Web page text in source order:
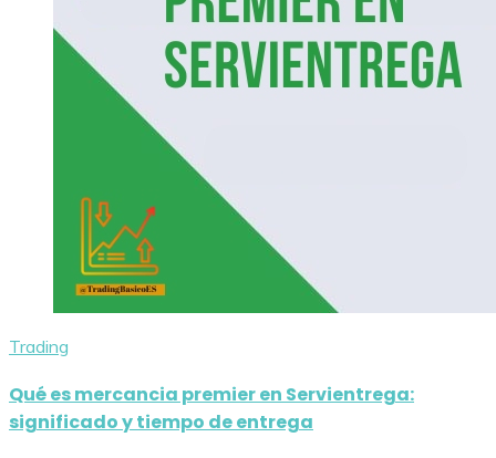
Trading
Qué es mercancia premier en Servientrega:
significado y tiempo de entrega